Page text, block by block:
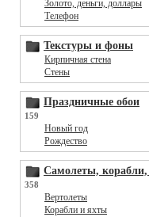
Золото, деньги, доллары
Телефон
Текстуры и фоны
Кирпичная стена
Стены
Праздничные обои
159
Новый год
Рождество
Самолеты, корабли,
358
Вертолеты
Корабли и яхты